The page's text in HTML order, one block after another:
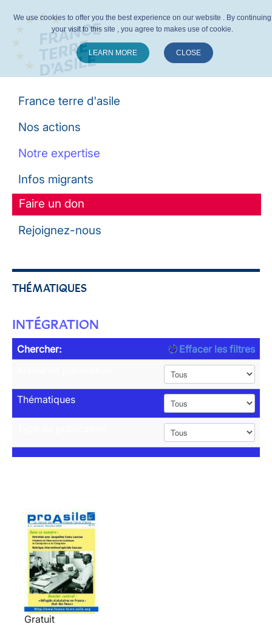
France terre d'asile
Nos actions
Notre expertise
Infos migrants
Faire un don
Rejoignez-nous
THÉMATIQUES
INTÉGRATION
Chercher:
Effacer les filtres
Thématiques
Gratuit
We use cookies to offer you the best experience on our website . By continuing
your visit to this site , you agree to makes use of cookie.
LEARN MORE CLOSE